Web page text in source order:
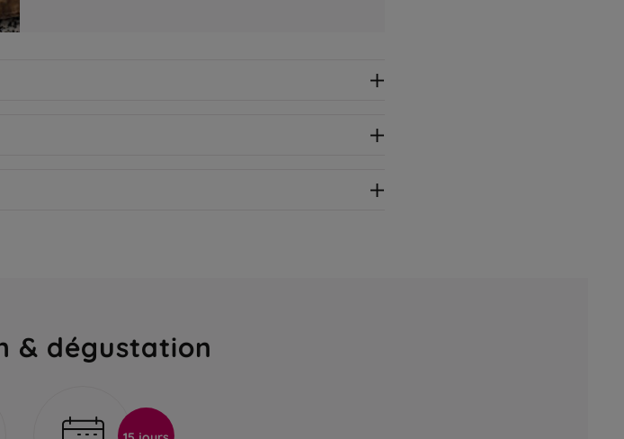
& dégustation